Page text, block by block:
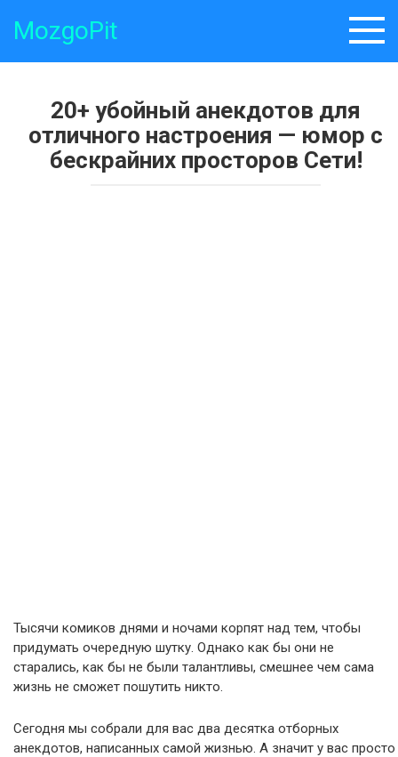
MozgoPit
20+ убойный анекдотов для
отличного настроения — юмор с
бескрайних просторов Сети!
Тысячи комиков днями и ночами корпят над тем, чтобы
придумать очередную шутку. Однако как бы они не
старались, как бы не были талантливы, смешнее чем сама
жизнь не сможет пошутить никто.
Сегодня мы собрали для вас два десятка отборных
анекдотов, написанных самой жизнью. А значит у вас просто